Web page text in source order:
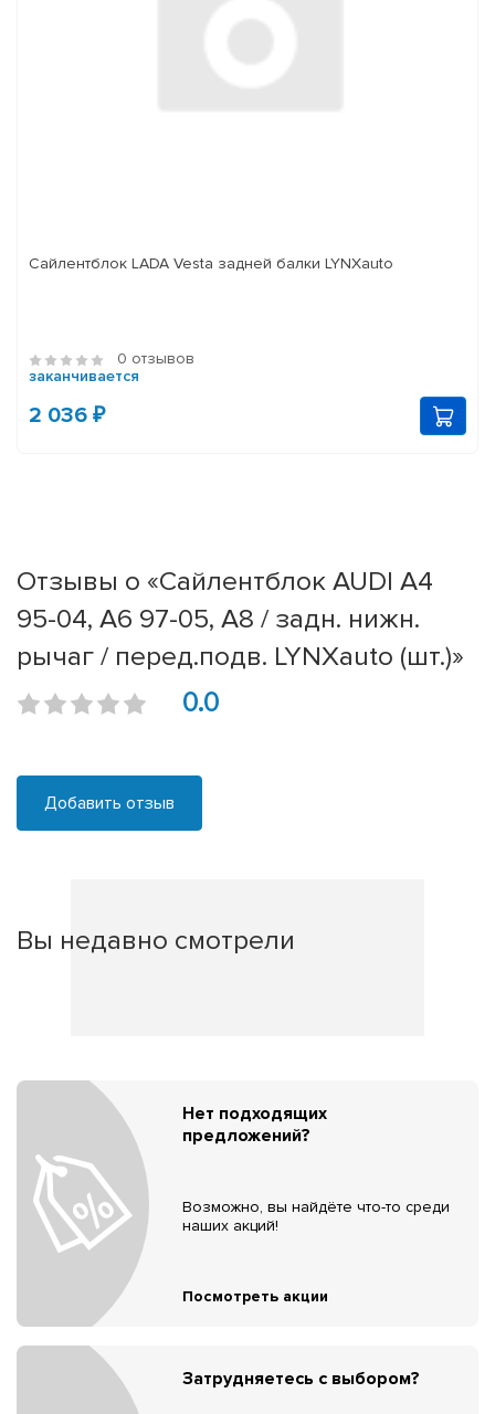
Сайлентблок LADA Vesta задней балки LYNXauto
0 отзывов
заканчивается
2 036 ₽
Отзывы о «Сайлентблок AUDI A4
95-04, A6 97-05, A8 / задн. нижн.
рычаг / перед.подв. LYNXauto (шт.)»
0.0
Добавить отзыв
Вы недавно смотрели
Нет подходящих
предложений?
Возможно, вы найдёте что-то среди
наших акций!
Посмотреть акции
Затрудняетесь с выбором?